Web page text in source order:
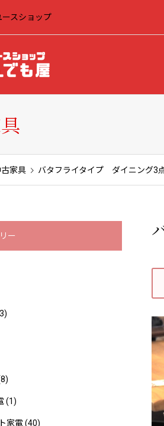
スショップ
古家具 バタフライタイプ ダイニング3
ー
(1)
家電(40)